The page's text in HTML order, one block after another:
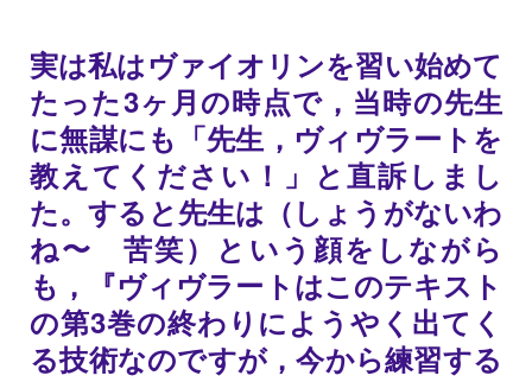
実は私はヴァイオリンを習い始めて
たった3ヶ月の時点で，当時の先生
に無謀にも「先生，ヴィヴラートを
教えてください！」と直訴しまし
た。すると先生は（しょうがないわ
ね〜 苦笑）という顔をしながら
も，『ヴィヴラートはこのテキスト
の第3巻の終わりにようやく出てく
る技術なのですが，今から練習する